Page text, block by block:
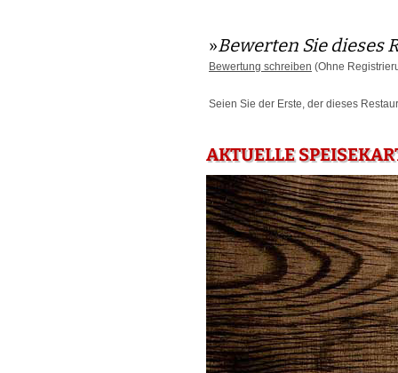
»Bewerten Sie dieses
Bewertung schreiben (Ohne
Seien Sie der Erste, der dieses
AKTUELLE